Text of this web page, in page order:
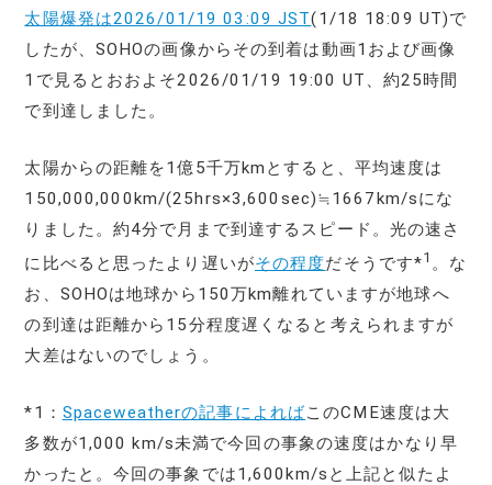
太陽爆発は2026/01/19 03:09 JST(1/18 18:09 UT)で
したが、SOHOの画像からその到着は動画1および画像
1で見るとおおよそ2026/01/19 19:00 UT、約25時間
で到達しました。
太陽からの距離を1億5千万kmとすると、平均速度は
150,000,000km/(25hrs×3,600sec)≒1667km/sにな
りました。約4分で月まで到達するスピード。光の速さ
に比べると思ったより遅いがその程度だそうです*1 。な
お、SOHOは地球から150万km離れていますが地球へ
の到達は距離から15分程度遅くなると考えられますが
大差はないのでしょう。
*1： Spaceweatherの記事によればこのCME速度は大
多数が1,000 km/s未満で今回の事象の速度はかなり早
かったと。今回の事象では1,600km/sと上記と似たよ